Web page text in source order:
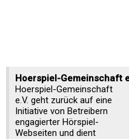
Hoerspiel-Gemeinschaft
Hoerspiel-Gemeinschaft
e.V. geht zurück auf eine
Initiative von Betreibern
engagierter Hörspiel-
Webseiten und dient